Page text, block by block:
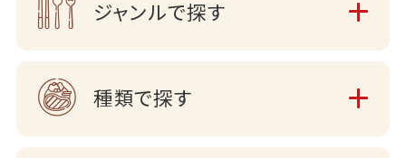
ジャンルで探す
種類で探す